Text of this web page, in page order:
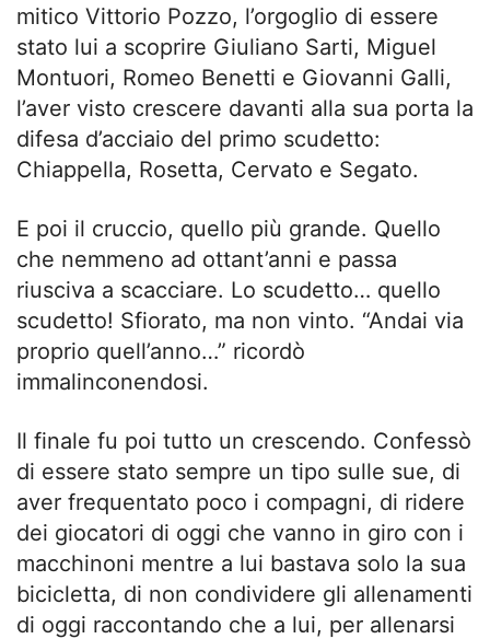
mitico Vittorio Pozzo, l’orgoglio di essere
stato lui a scoprire Giuliano Sarti, Miguel
Montuori, Romeo Benetti e Giovanni Galli,
l’aver visto crescere davanti alla sua porta la
difesa d’acciaio del primo scudetto:
Chiappella, Rosetta, Cervato e Segato.
E poi il cruccio, quello più grande. Quello
che nemmeno ad ottant’anni e passa
riusciva a scacciare. Lo scudetto… quello
scudetto! Sfiorato, ma non vinto. “Andai via
proprio quell’anno…” ricordò
immalinconendosi.
Il finale fu poi tutto un crescendo. Confessò
di essere stato sempre un tipo sulle sue, di
aver frequentato poco i compagni, di ridere
dei giocatori di oggi che vanno in giro con i
macchinoni mentre a lui bastava solo la sua
bicicletta, di non condividere gli allenamenti
di oggi raccontando che a lui, per allenarsi